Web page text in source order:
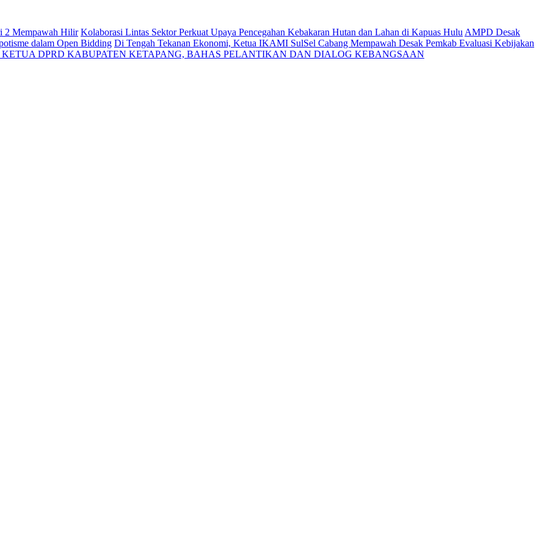
2 Mempawah Hilir Kolaborasi Lintas Sektor Perkuat Upaya Pencegahan Kebakaran Hutan dan Lahan di Kapuas Hulu AMPD Desak
dalam Open Bidding Di Tengah Tekanan Ekonomi, Ketua IKAMI SulSel Cabang Mempawah Desak Pemkab Evaluasi Kebijakan
KETUA DPRD KABUPATEN KETAPANG, BAHAS PELANTIKAN DAN DIALOG KEBANGSAAN